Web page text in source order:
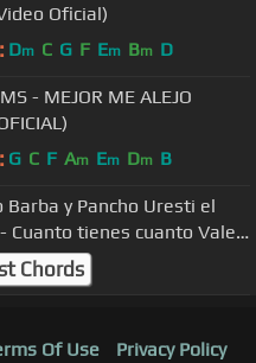
Oficial)
Dm C G F Em Bm D
- MEJOR ME ALEJO
G C F Am Em Dm B
Barba y Pancho Uresti el
Cuanto tienes cuanto Vales
2012 HD)
Chords
Of Use
Privacy Policy